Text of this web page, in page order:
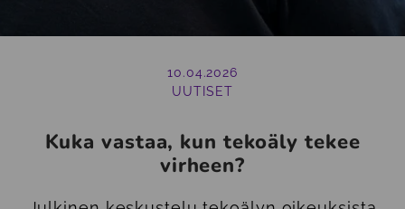
10.04.2026
UUTISET
Kuka vastaa, kun tekoäly tekee
virheen?